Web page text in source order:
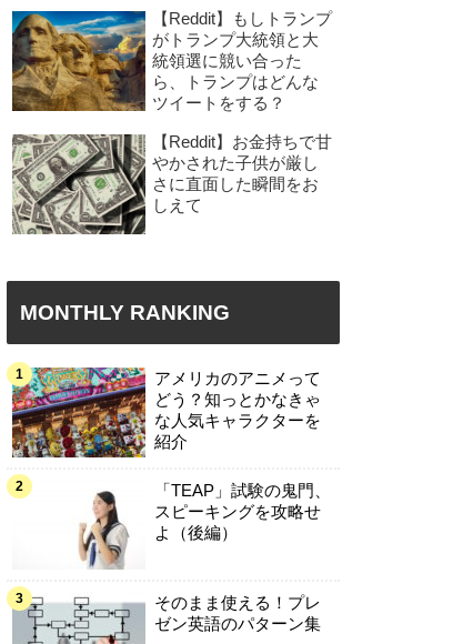
【Reddit】もしトランプ
がトランプ大統領と大
統領選に競い合った
ら、トランプはどんな
ツイートをする？
【Reddit】お金持ちで甘
やかされた子供が厳し
さに直面した瞬間をお
しえて
MONTHLY RANKING
アメリカのアニメって
どう？知っとかなきゃ
な人気キャラクターを
紹介
「TEAP」試験の鬼門、
スピーキングを攻略せ
よ（後編）
そのまま使える！プレ
ゼン英語のパターン集